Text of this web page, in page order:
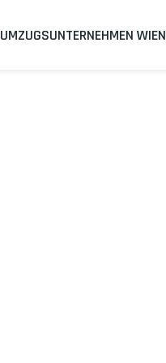
UMZUGSUNTERNEHMEN WIEN